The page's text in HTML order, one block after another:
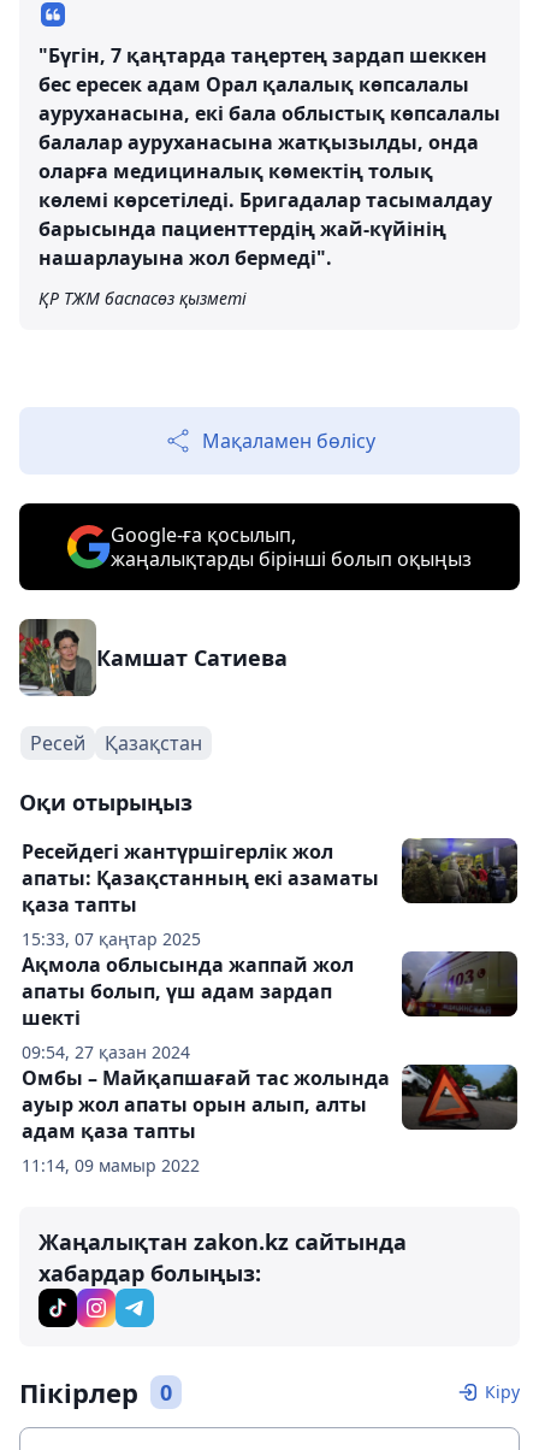
"Бүгін, 7 қаңтарда таңертең зардап шеккен
бес ересек адам Орал қалалық көпсалалы
ауруханасына, екі бала облыстық көпсалалы
балалар ауруханасына жатқызылды, онда
оларға медициналық көмектің толық
көлемі көрсетіледі. Бригадалар тасымалдау
барысында пациенттердің жай-күйінің
нашарлауына жол бермеді".
ҚР ТЖМ баспасөз қызметі
Мақаламен бөлісу
Google-ға қосылып,
жаңалықтарды бірінші болып оқыңыз
Камшат Сатиева
Ресей Қазақстан
Оқи отырыңыз
15:33, 07 қаңтар 2025
Ресейдегі жантүршігерлік жол
апаты: Қазақстанның екі азаматы
қаза тапты
09:54, 27 қазан 2024
Ақмола облысында жаппай жол
апаты болып, үш адам зардап
шекті
11:14, 09 мамыр 2022
Омбы – Майқапшағай тас жолында
ауыр жол апаты орын алып, алты
адам қаза тапты
Жаңалықтан zakon.kz сайтында
хабардар болыңыз:
Пікірлер 0 Кіру